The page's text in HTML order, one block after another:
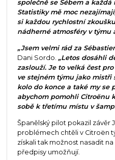
společně se Sébem a
Statistiky mě moc
si každou rychlostní
nádherné atmosféry v týmu
„Jsem velmi rád za
Dani Sordo. „Letos dosáhli
zaslouží. Je to velká čest
ve stejném týmu jako mistři
kolo do konce a také my se
abychom pomohli Citroënu
sobě k třetímu místu v
Španělský pilot pokazil závěr
problémech chtěli v Citroën
získali tak možnost nasadit
předpisy umožňují.